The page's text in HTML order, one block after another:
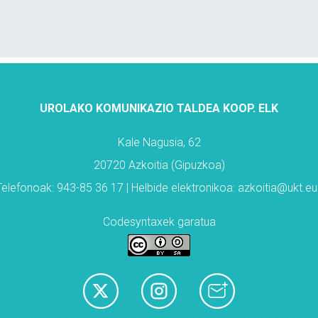
UROLAKO KOMUNIKAZIO TALDEA KOOP. ELK
Kale Nagusia, 62
20720 Azkoitia (Gipuzkoa)
943-85 36 17 | Helbide elektronikoa:
Codesyntaxek garatua